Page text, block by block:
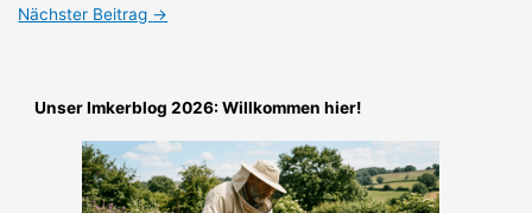
Nächster Beitrag →
Unser Imkerblog 2026: Willkommen hier!